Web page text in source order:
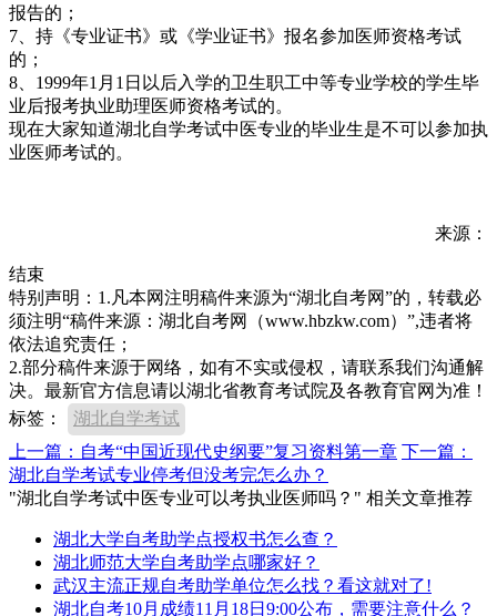
报告的；
7、持《专业证书》或《学业证书》报名参加医师资格考试
的；
8、1999年1月1日以后入学的卫生职工中等专业学校的学生毕
业后报考执业助理医师资格考试的。
现在大家知道湖北自学考试中医专业的毕业生是不可以参加执
业医师考试的。
来源：
结束
特别声明：1.凡本网注明稿件来源为“湖北自考网”的，转载必
须注明“稿件来源：湖北自考网（www.hbzkw.com）”,违者将
依法追究责任；
2.部分稿件来源于网络，如有不实或侵权，请联系我们沟通解
决。最新官方信息请以湖北省教育考试院及各教育官网为准！
标签：
湖北自学考试
上一篇：自考“中国近现代史纲要”复习资料第一章 下一篇：
湖北自学考试专业停考但没考完怎么办？
"湖北自学考试中医专业可以考执业医师吗？" 相关文章推荐
湖北大学自考助学点授权书怎么查？
湖北师范大学自考助学点哪家好？
武汉主流正规自考助学单位怎么找？看这就对了!
湖北自考10月成绩11月18日9:00公布，需要注意什么？